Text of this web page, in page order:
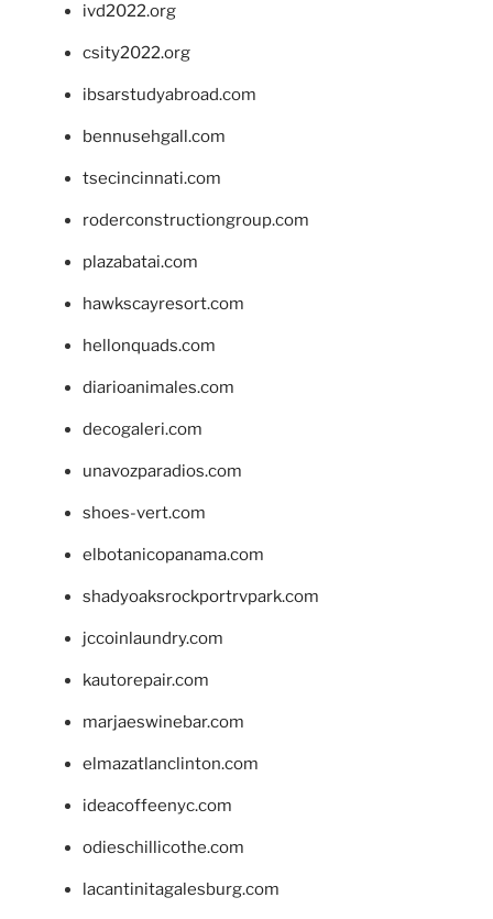
ivd2022.org
csity2022.org
ibsarstudyabroad.com
bennusehgall.com
tsecincinnati.com
roderconstructiongroup.com
plazabatai.com
hawkscayresort.com
hellonquads.com
diarioanimales.com
decogaleri.com
unavozparadios.com
shoes-vert.com
elbotanicopanama.com
shadyoaksrockportrvpark.com
jccoinlaundry.com
kautorepair.com
marjaeswinebar.com
elmazatlanclinton.com
ideacoffeenyc.com
odieschillicothe.com
lacantinitagalesburg.com